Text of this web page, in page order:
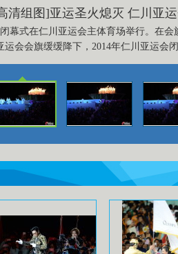
清组图]亚运圣火熄灭 仁川亚
幕式在仁川亚运会主体育场举行。在
会会旗缓缓降下，2014年仁川亚运会